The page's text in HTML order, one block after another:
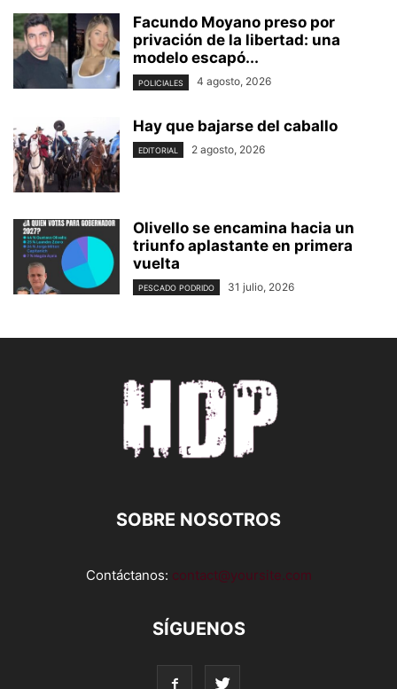
Facundo Moyano preso por
privación de la libertad: una
modelo escapó...
POLICIALES 4 agosto, 2026
Hay que bajarse del caballo
EDITORIAL 2 agosto, 2026
Olivello se encamina hacia un
triunfo aplastante en primera
vuelta
PESCADO PODRIDO 31 julio, 2026
SOBRE NOSOTROS
Contáctanos: contact@yoursite.com
SÍGUENOS